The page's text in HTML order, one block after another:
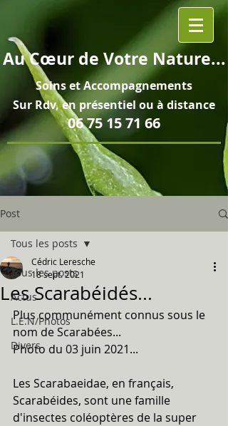
AuCœurde Votre Nature...
Soins etAccompagnements
Sur Rdv, en présentiel ou à distance
06 75 15 71 66
Post
Tous les posts
Actus
L.E.N/Photos
Divers
Tous les posts
Les Scarabéidés...
Cédric Leresche
18 sept. 2021
Plus communément connus sous le
nom de Scarabées...
Photo du 03 juin 2021...
Les Scarabaeidae, en français,
Scarabéides, sont une famille
d'insectes coléoptères de la super